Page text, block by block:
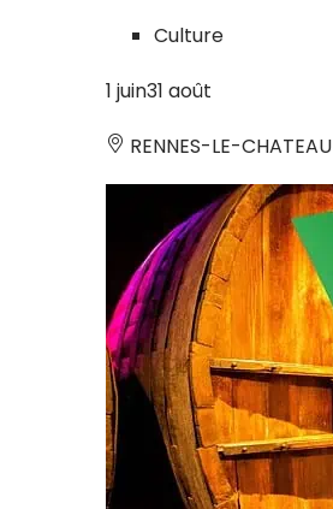
Culture
1 juin31 août
RENNES-LE-CHATEAU